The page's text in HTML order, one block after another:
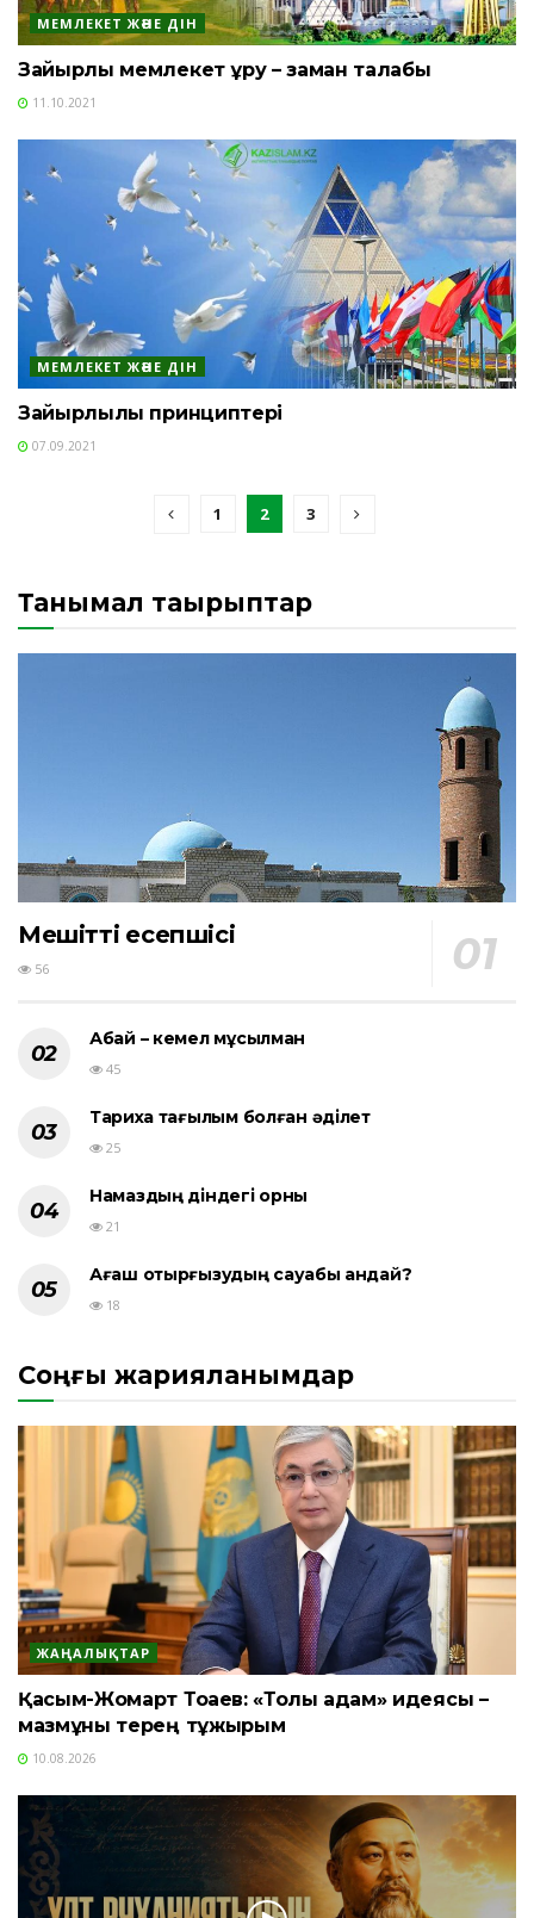
МЕМЛЕКЕТ ЖӘНЕ ДІН
Зайырлы мемлекет құру – заман талабы
11.10.2021
МЕМЛЕКЕТ ЖӘНЕ ДІН
Зайырлылық принциптері
07.09.2021
1 2 3
Танымал тақырыптар
Мешіттің есепшісі
56
Абай – кемел мұсылман
45
Тарихқа тағылым болған әділет
25
Намаздың діндегі орны
21
Ағаш отырғызудың сауабы қандай?
18
Соңғы жарияланымдар
ЖАҢАЛЫҚТАР
Қасым-Жомарт Тоқаев: «Толық адам» идеясы –
мазмұны терең тұжырым
10.08.2026